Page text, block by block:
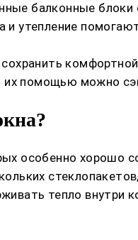
балконные блоки
и утепление
помощью можно
особенно хорошо
тепло